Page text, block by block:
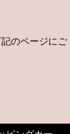
のページにご